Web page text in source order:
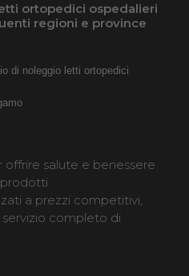
ortopedici ospedalieri
regioni e province
di noleggio letti ortopedici
salute e benessere
a prezzi competitivi,
completo di